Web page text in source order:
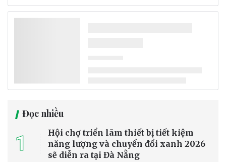
Đọc nhiều
1
Hội chợ triển lãm thiết bị tiết kiệm
năng lượng và chuyển đổi xanh 2026
sẽ diễn ra tại Đà Nẵng